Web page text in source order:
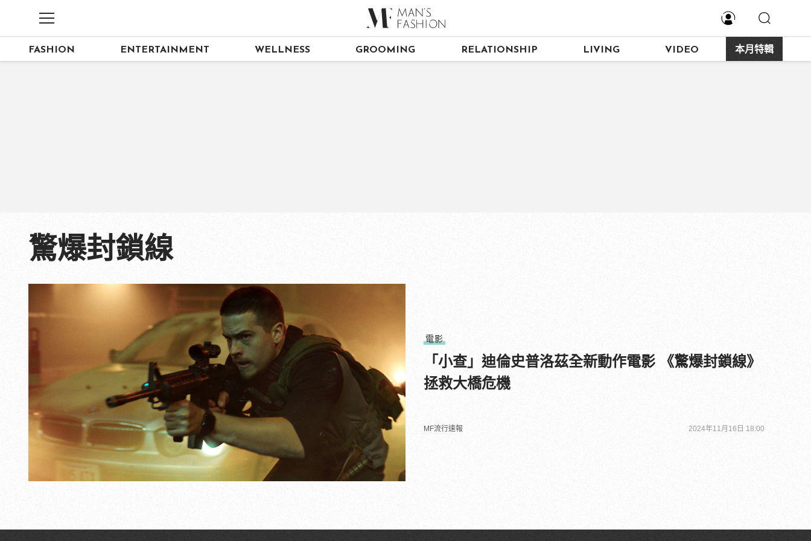
FASHION ENTERTAINMENT WELLNESS GROOMING RELATIONSHIP LIVING VIDEO 本月特輯
驚爆封鎖線
電影
「小查」迪倫史普洛茲全新動作電影 《驚爆封鎖線》
拯救大橋危機
MF流行速報 2024年11月16日 18:00